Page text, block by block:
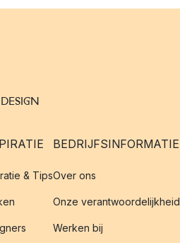
& Tips
BEDRIJFSINFORMATIE
Over ons
Onze verantwoordelijkheid
Werken bij